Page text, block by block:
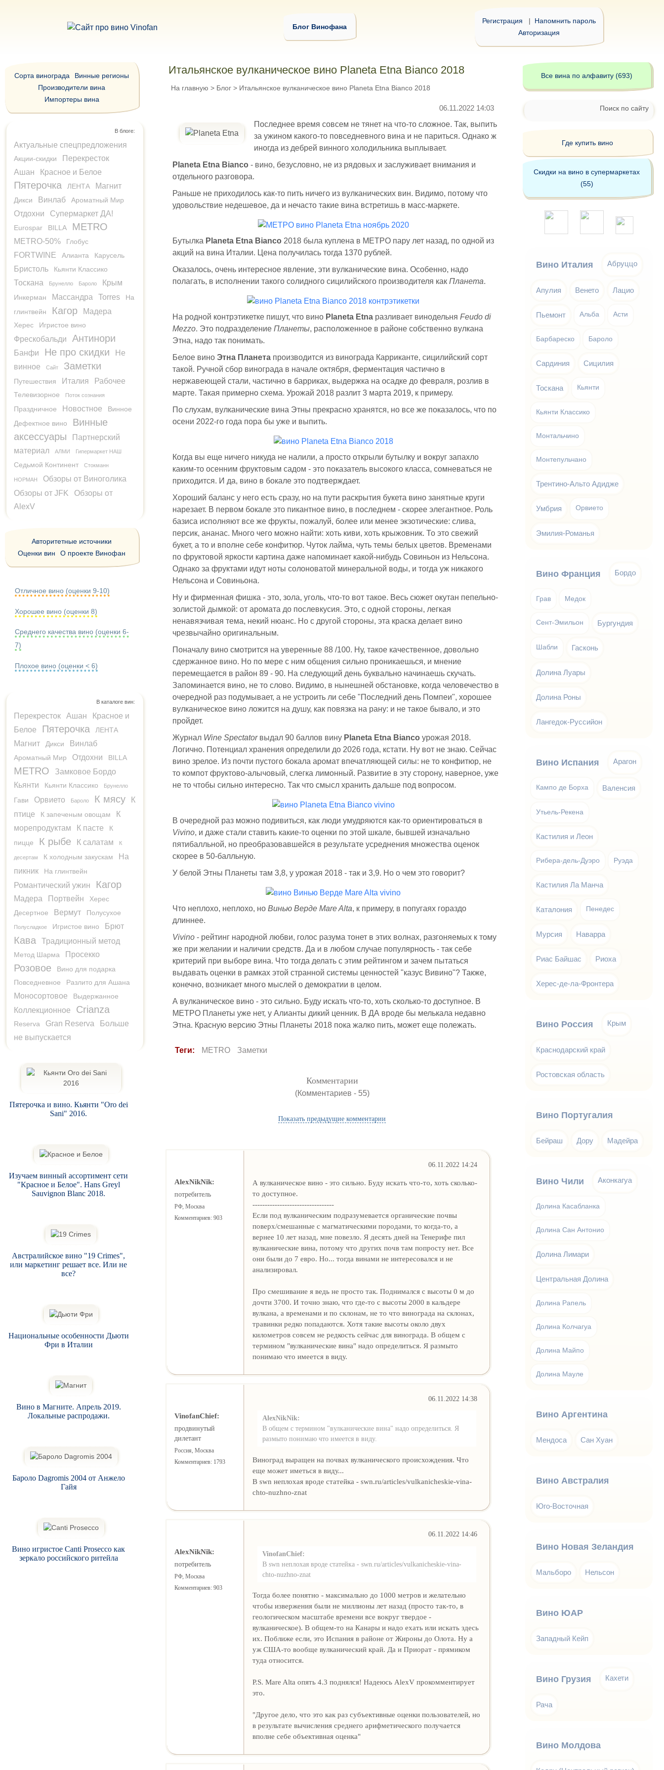
Блог Винофана
Регистрация | Напомнить пароль
Авторизация
Итальянское вулканическое вино Planeta Etna Bianco 2018
На главную > Блог >Итальянское вулканическое вино Planeta Etna Bianco 2018
06.11.2022 14:03
Последнее время совсем не тянет на что-то сложное. Так, выпить
за ужином какого-то повседневного вина и не париться. Однако ж
иногда из дебрей винного холодильника выплывает.
Planeta Etna Bianco - вино, безусловно, не из рядовых и заслуживает внимания и
отдельного разговора.
Раньше не приходилось как-то пить ничего из вулканических вин. Видимо, потому что
удовольствие недешевое, да и нечасто такие вина встретишь в масс-маркете.
Бутылка Planeta Etna Bianco 2018 была куплена в МЕТРО пару лет назад, по одной из
акций на вина Италии. Цена получилась тогда 1370 рублей.
Оказалось, очень интересное явление, эти вулканические вина. Особенно, надо
полагать, в исполнении такого солидного сицилийского производителя как Планета.
На родной контрэтикетке пишут, что вино Planeta Etnaразливает винодельня Feudo di
Mezzo. Это подразделение Планеты, расположенное в районе собственно вулкана
Этна, надо так понимать.
Белое вино Этна Планетапроизводится из винограда Карриканте, сицилийский сорт
такой. Ручной сбор винограда в начале октября, ферментация частично в
нержавеющей стали, частично в барриках, выдержка на осадке до февраля, розлив в
марте. Такая примерно схема. Урожай 2018 разлит 3 марта 2019, к примеру.
По слухам, вулканические вина Этны прекрасно хранятся, но все же показалось, что по
осени 2022-го года пора бы уже и выпить.
Когда вы еще ничего никуда не налили, а просто открыли бутылку и вокруг запахло
каким-то осенним фруктовым садом - это показатель высокого класса, сомневаться не
приходится. И да, вино в бокале это подтверждает.
Хороший баланс у него есть сразу, но на пути раскрытия букета вино занятные круги
нарезает. В первом бокале это пикантное вино, в последнем - скорее элегантное. Роль
базиса исполняют все же фрукты, пожалуй, более или менее экзотические: слива,
персик, ананас. Много чего можно найти: хоть киви, хоть крыжовник. То это свежий
букет, а то и вполне себе конфитюр. Чуток лайма, чуть темы белых цветов. Временами
по фруктовой яркости картина даже напоминает какой-нибудь Совиньон из Нельсона.
Однако за фруктами идут ноты солоноватой минеральной воды, и тогда уж никакого
Нельсона и Совиньона.
Ну и фирменная фишка - это, зола, уголь, что-то вот такое. Весь сюжет окутан пепельно-
золистой дымкой: от аромата до послевкусия. Это, с одной стороны, легкая
ненавязчивая тема, некий нюанс. Но с другой стороны, эта краска делает вино
чрезвычайно оригинальным.
Поначалу вино смотрится на уверенные 88 /100. Ну, такое качественное, довольно
сдержанное вино. Но по мере с ним общения сильно проникаешься, и мнение
перемещается в район 89 - 90. На следующий день буквально начинаешь скучать.
Запоминается вино, не то слово. Видимо, в нынешней обстановке, когда человечество в
очередной раз подумывает, а не устроить ли себе "Последний день Помпеи", хорошее
вулканическое вино ложится на душу, как повязка на рану: и не такое бывало, и это
пройдет.
Журнал Wine Spectatorвыдал 90 баллов вину Planeta Etna Bianco урожая 2018.
Логично. Потенциал хранения определили до 2026 года, кстати. Ну вот не знаю. Сейчас
вино зрелое. Из почти пустого бокала аромат впечатляющей силы: не то конфитюр, не
то компот фруктово-алычовый, слегка лимонный. Развитие в эту сторону, наверное, уже
не то чтобы сильно интересно. Так что смысл хранить дальше под вопросом.
В очередной раз можно подивиться, как люди умудряются как-то ориентироваться в
Vivino, и даже стали ставить какие-то оценки по этой шкале, бывшей изначально
пятибалльной, но преобразовавшейся в результате усреднения множества оценок
скорее в 50-балльную.
У белой Этны Планеты там 3,8, у урожая 2018 - так и 3,9. Но о чем это говорит?
Что неплохо, неплохо, но Винью Верде Mare Alta, к примеру, в попугаях гораздо
длиннее.
Vivino- рейтинг народной любви, голос разума тонет в этих волнах, разгоняемых к тому
же при желании и наличии средств. Да и в любом случае популярность - так себе
критерий при выборе вина. Что тогда делать с этим рейтингом и зачем пытаться
выдавать оценки в рамках этой странной системы ценностей "казус Вивино"? Также,
конечно, возникает много мыслей о демократии в целом.
А вулканическое вино - это сильно. Буду искать что-то, хоть сколько-то доступное. В
МЕТРО Планеты уже нет, у Алианты дикий ценник. В ДА вроде бы мелькала недавно
Этна. Красную версию Этны Планеты 2018 пока жалко пить, может еще полежать.
Теги: METRO Заметки
Комментарии
(Комментариев - 55)
Показать предыдущие комментарии
AlexNikNik:
потребитель
РФ, Москва
Комментариев: 903
06.11.2022 14:24
А вулканическое вино - это сильно. Буду искать что-то, хоть сколько-
то доступное.
---------------------------------
Если под вулканическим подразумевается органические почвы
поверх/смешанные с магматическими породами, то когда-то, а
вернее 10 лет назад, мне повезло. Я десять дней на Тенерифе пил
вулканические вина, потому что других почв там попросту нет. Все
они были до 7 евро. Но... тогда винами не интересовался и не
анализировал.
Про смешивание я ведь не просто так. Поднимался с высоты 0 м до
дочти 3700. И точно знаю, что где-то с высоты 2000 в кальдере
вулкана, а временами и по склонам, не то что винограда на склонах,
травинки редко попадаются. Хотя такие высоты около двух
километров совсем не редкость сейчас для винограда. В общем с
термином "вулканические вина" надо определиться. Я размыто
понимаю что имеется в виду.
VinofanChief:
продвинутый
дилетант
Россия, Москва
Комментариев: 1793
06.11.2022 14:38
AlexNikNik:
В общем с термином "вулканические вина" надо определиться. Я
размыто понимаю что имеется в виду.
Виноград выращен на почвах вулканического происхождения. Что
еще может иметься в виду...
В swn неплохая вроде статейка - swn.ru/articles/vulkanicheskie-vina-
chto-nuzhno-znat
AlexNikNik:
потребитель
РФ, Москва
Комментариев: 903
06.11.2022 14:46
VinofanChief:
В swn неплохая вроде статейка - swn.ru/articles/vulkanicheskie-vina-
chto-nuzhno-znat
Тогда более понятно - максимально до 1000 метров и желательно
чтобы извержения были не миллионы лет назад (просто так-то, в
геологическом масштабе времени все вокруг твердое -
вулканическое). В общем-то на Канары и надо ехать или искать здесь
их. Поближе если, это Испания в районе от Жироны до Олота. Ну а
уж США-то вообще вулканический край. Да и Приорат - прямиком
туда относится.
P.S. Mare Alta опять 4.3 поднялся! Надеюсь AlexV прокомментирует
это.
"Другое дело, что это как раз субъективные оценки пользователей, но
в результате вычисления среднего арифметического получается
вполне себе объективная оценка"
Сорта винограда
Винные регионы
Производители вина
Импортеры вина
В блоге:
Актуальные спецпредложения
Акции-скидки
Перекресток
Ашан
Красное и Белое
Пятерочка ЛЕНТА Магнит
Дикси Винлаб Ароматный Мир
Отдохни Супермаркет ДА!
Eurospar BILLA METRO
METRO-50% Глобус
FORTWINE Алианта Карусель
Бристоль Кьянти Классико
Тоскана Брунелло Бароло Крым
Инкерман Массандра Torres
На
глинтвейн
Кагор Мадера
Херес Игристое вино
Фрескобальди Антинори
Банфи Не про скидки
Не
винное
Сайт Заметки
Путешествия Италия Рабочее
Телевизорное Поток сознания
Праздничное Новостное
Винное
Дефектное вино
Винные
аксессуары
Партнерский
материал
АЛМИ Гипермаркет НАШ
Седьмой Континент Стокманн
НОРМАН
Обзоры от Виноголика
Обзоры от JFK
Обзоры от
AlexV
Авторитетные источники
Оценки вин
О проекте Винофан
Отличное вино (оценки 9-10)
Хорошее вино (оценки 8)
Среднего качества вино (оценки 6-
7)
Плохое вино (оценки < 6)
В каталоге вин:
Перекресток Ашан
Красное и
Белое
Пятерочка ЛЕНТА
Магнит Дикси Винлаб
Ароматный Мир Отдохни BILLA
METRO
Замковое Бордо
Кьянти
Кьянти Классико Брунелло
Гави Орвието Бароло К мясу
К
птице
К запеченым овощам
К
морепродуктам
К пасте
К
пицце
К рыбе К салатам К
десертам К холодным закускам
На
пикник
На глинтвейн
Романтический ужин Кагор
Мадера Портвейн
Херес
Десертное
Вермут Полусухое
Полусладкое Игристое вино Брют
Кава Традиционный метод
Метод Шарма Просекко
Розовое
Вино для подарка
Повседневное
Разлито для Ашана
Моносортовое Выдержанное
Коллекционное Crianza
Reserva Gran Reserva
Больше
не выпускается
Пятерочка и вино. Кьянти "Oro dei
Sani" 2016.
Изучаем винный ассортимент сети
"Красное и Белое". Hans Greyl
Sauvignon Blanc 2018.
Австралийское вино "19 Crimes",
или маркетинг решает все. Или не
все?
Национальные особенности Дьюти
Фри в Италии
Вино в Магните. Апрель 2019.
Локальные распродажи.
Бароло Dagromis 2004 от Анжело
Гайя
Вино игристое Canti Prosecco как
зеркало российского ритейла
Все вина по алфавиту (693)
Поиск по сайту
Где купить вино
Скидки на вино в супермаркетах
(55)
Вино Италия Абруццо
Апулия Венето Лацио
Пьемонт Альба Асти
Барбареско Бароло
Сардиния Сицилия
Тоскана Кьянти
Кьянти Классико
Монтальчино
Монтепульчано
Трентино-Альто Адидже
Умбрия Орвието
Эмилия-Романья
Вино Франция Бордо
Грав Медок
Сент-Эмильон Бургундия
Шабли Гасконь
Долина Луары
Долина Роны
Лангедок-Руссийон
Вино Испания Арагон
Кампо де Борха Валенсия
Утьель-Рекена
Кастилия и Леон
Рибера-дель-Дуэро Руэда
Кастилия Ла Манча
Каталония Пенедес
Мурсия Наварра
Риас Байшас Риоха
Херес-де-ла-Фронтера
Вино Россия Крым
Краснодарский край
Ростовская область
Вино Португалия
Бейраш Дору Мадейра
Вино Чили Аконкагуа
Долина Касабланка
Долина Сан Антонио
Долина Лимари
Центральная Долина
Долина Рапель
Долина Колчагуа
Долина Майпо
Долина Мауле
Вино Аргентина
Мендоса Сан Хуан
Вино Австралия
Юго-Восточная
Вино Новая Зеландия
Мальборо Нельсон
Вино ЮАР
Западный Кейп
Вино Грузия Кахети
Рача
Вино Молдова